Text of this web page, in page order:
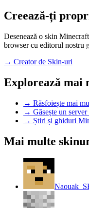
Creează-ți
Desenează o skin
browser cu editorul nostru
→ Creator de Skin-uri
Explorează mai
→ Răsfoiește mai
→ Găsește un
→ Știri și ghiduri
Mai multe